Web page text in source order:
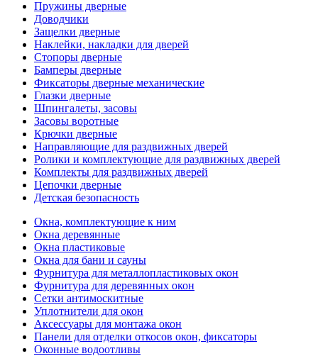
Пружины дверные
Доводчики
Защелки дверные
Наклейки, накладки для дверей
Стопоры дверные
Бамперы дверные
Фиксаторы дверные механические
Глазки дверные
Шпингалеты, засовы
Засовы воротные
Крючки дверные
Направляющие для раздвижных дверей
Ролики и комплектующие для раздвижных дверей
Комплекты для раздвижных дверей
Цепочки дверные
Детская безопасность
Окна, комплектующие к ним
Окна деревянные
Окна пластиковые
Окна для бани и сауны
Фурнитура для металлопластиковых окон
Фурнитура для деревянных окон
Сетки антимоскитные
Уплотнители для окон
Аксессуары для монтажа окон
Панели для отделки откосов окон, фиксаторы
Оконные водоотливы